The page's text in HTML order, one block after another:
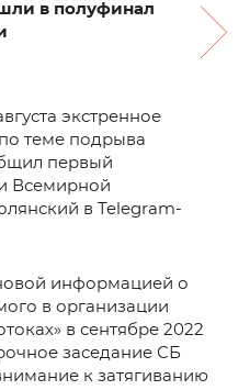
в полуфинал
экстренное
теме подрыва
первый
Всемирной
в Telegram-
информацией о
в организации
в сентябре 2022
заседание СБ
к затягиванию